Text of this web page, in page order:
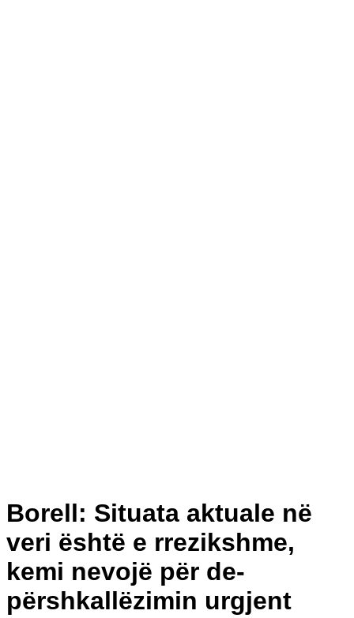
Borell: Situata aktuale në
veri është e rrezikshme,
kemi nevojë për de-
përshkallëzimin urgjent